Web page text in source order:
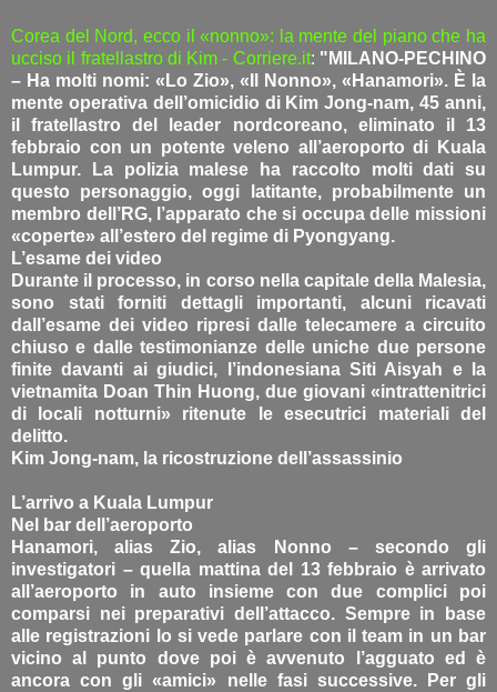
Corea del Nord, ecco il «nonno»: la mente del piano che ha
ucciso il fratellastro di Kim - Corriere.it: "MILANO-PECHINO
– Ha molti nomi: «Lo Zio», «Il Nonno», «Hanamori». È la
mente operativa dell’omicidio di Kim Jong-nam, 45 anni,
il fratellastro del leader nordcoreano, eliminato il 13
febbraio con un potente veleno all’aeroporto di Kuala
Lumpur. La polizia malese ha raccolto molti dati su
questo personaggio, oggi latitante, probabilmente un
membro dell’RG, l’apparato che si occupa delle missioni
«coperte» all’estero del regime di Pyongyang.
L’esame dei video
Durante il processo, in corso nella capitale della Malesia,
sono stati forniti dettagli importanti, alcuni ricavati
dall’esame dei video ripresi dalle telecamere a circuito
chiuso e dalle testimonianze delle uniche due persone
finite davanti ai giudici, l’indonesiana Siti Aisyah e la
vietnamita Doan Thin Huong, due giovani «intrattenitrici
di locali notturni» ritenute le esecutrici materiali del
delitto.
Kim Jong-nam, la ricostruzione dell’assassinio
L’arrivo a Kuala Lumpur
Nel bar dell’aeroporto
Hanamori, alias Zio, alias Nonno – secondo gli
investigatori – quella mattina del 13 febbraio è arrivato
all’aeroporto in auto insieme con due complici poi
comparsi nei preparativi dell’attacco. Sempre in base
alle registrazioni lo si vede parlare con il team in un bar
vicino al punto dove poi è avvenuto l’agguato ed è
ancora con gli «amici» nelle fasi successive. Per gli